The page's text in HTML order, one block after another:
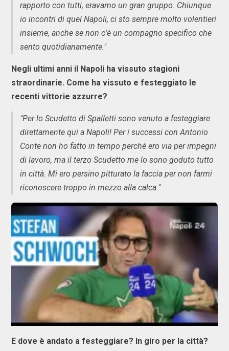
rapporto con tutti, eravamo un gran gruppo. Chiunque
io incontri di quel Napoli, ci sto sempre molto volentieri
insieme, anche se non c'è un compagno specifico che
sento quotidianamente."
Negli ultimi anni il Napoli ha vissuto stagioni
straordinarie. Come ha vissuto e festeggiato le
recenti vittorie azzurre?
"Per lo Scudetto di Spalletti sono venuto a festeggiare
direttamente qui a Napoli! Per i successi con Antonio
Conte non ho fatto in tempo perché ero via per impegni
di lavoro, ma il terzo Scudetto me lo sono goduto tutto
in città. Mi ero persino pitturato la faccia per non farmi
riconoscere troppo in mezzo alla calca."
E dove è andato a festeggiare? In giro per la città?